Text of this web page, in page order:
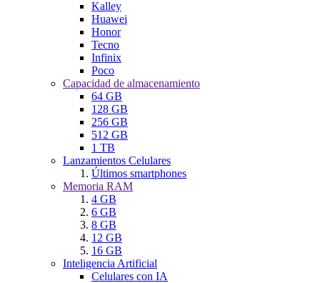
Kalley
Huawei
Honor
Tecno
Infinix
Poco
Capacidad de almacenamiento
64 GB
128 GB
256 GB
512 GB
1 TB
Lanzamientos Celulares
Últimos smartphones
Memoria RAM
4 GB
6 GB
8 GB
12 GB
16 GB
Inteligencia Artificial
Celulares con IA